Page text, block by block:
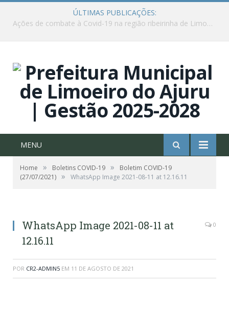
ÚLTIMAS PUBLICAÇÕES:
Ações de combate à Covid-19 na região ribeirinha de Limoeiro do Ajuru continuam
MENU
Home » Boletins COVID-19 »
Boletim COVID-19
(27/07/2021) » WhatsApp Image 2021-08-11 at 12.16.11
WhatsApp Image 2021-08-11 at
12.16.11
0
POR CR2-ADMIN5 EM 11 DE AGOSTO DE 2021